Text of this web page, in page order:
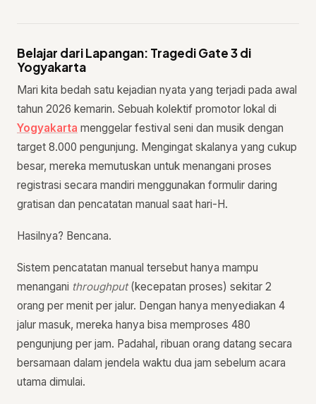
Belajar dari Lapangan: Tragedi Gate 3 di
Yogyakarta
Mari kita bedah satu kejadian nyata yang terjadi pada awal
tahun 2026 kemarin. Sebuah kolektif promotor lokal di
Yogyakarta menggelar festival seni dan musik dengan
target 8.000 pengunjung. Mengingat skalanya yang cukup
besar, mereka memutuskan untuk menangani proses
registrasi secara mandiri menggunakan formulir daring
gratisan dan pencatatan manual saat hari-H.
Hasilnya? Bencana.
Sistem pencatatan manual tersebut hanya mampu
menangani throughput(kecepatan proses) sekitar 2
orang per menit per jalur. Dengan hanya menyediakan 4
jalur masuk, mereka hanya bisa memproses 480
pengunjung per jam. Padahal, ribuan orang datang secara
bersamaan dalam jendela waktu dua jam sebelum acara
utama dimulai.